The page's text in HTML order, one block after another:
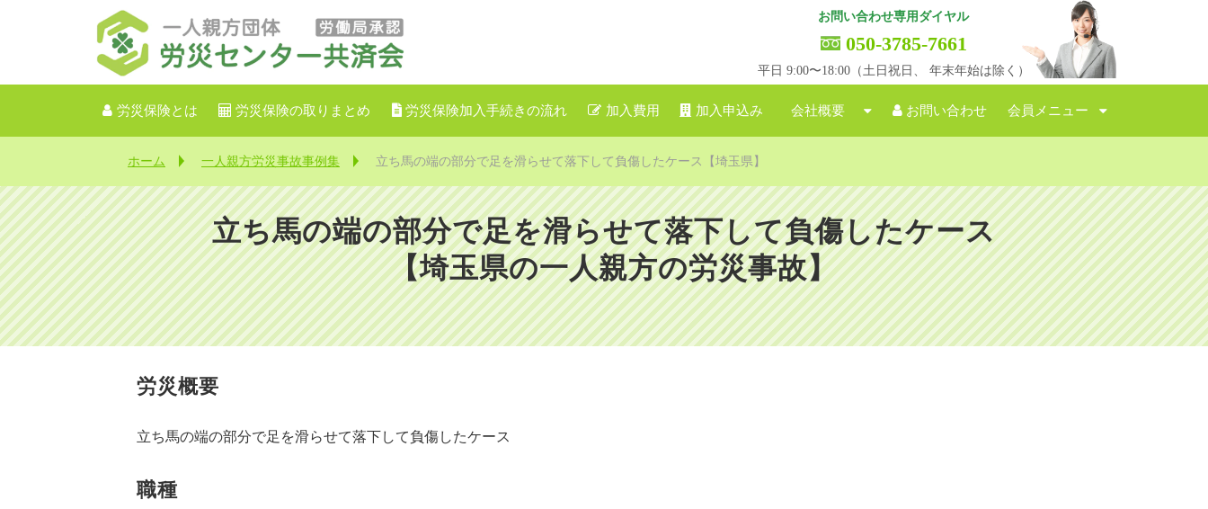
お問い合わせ専用ダイヤル
050-3785-7661
平日 9:00〜18:00（土日祝日、 年末年始は除く）
労災保険とは 労災保険の取りまとめ 労災保険加入手続きの流れ 加入費用 加入申込み 会社概要 お問い合わせ 会員メニュー
ホーム 一人親方労災事故事例集 立ち馬の端の部分で足を滑らせて落下して負傷したケース【埼玉県】
立ち馬の端の部分で足を滑らせて落下して負傷したケース
【埼玉県の一人親方の労災事故】
労災概要
立ち馬の端の部分で足を滑らせて落下して負傷したケース
職種